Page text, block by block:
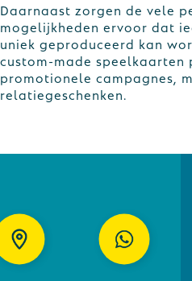
Daarnaast zorgen de vele
mogelijkheden ervoor dat
uniek geproduceerd kan
custom-made speelkaarten
promotionele campagnes,
relatiegeschenken.